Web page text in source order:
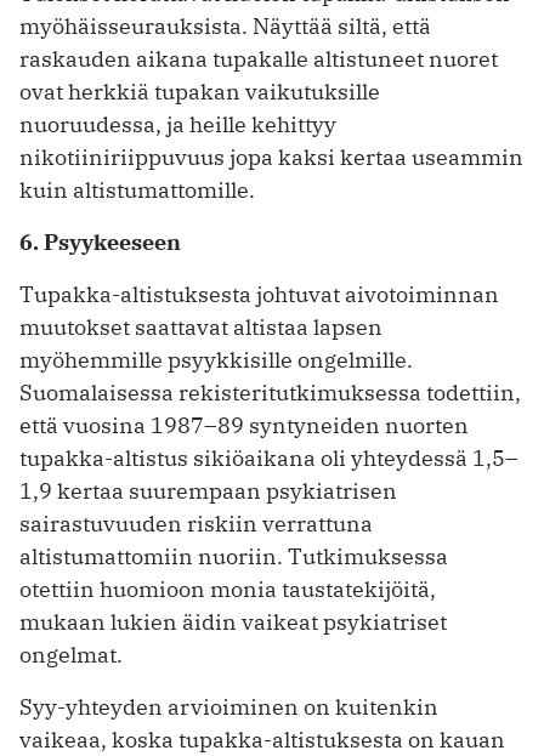
myöhäisseurauksista. Näyttää siltä, että
raskauden aikana tupakalle altistuneet nuoret
ovat herkkiä tupakan vaikutuksille
nuoruudessa, ja heille kehittyy
nikotiiniriippuvuus jopa kaksi kertaa useammin
kuin altistumattomille.
6. Psyykeeseen
Tupakka-altistuksesta johtuvat aivotoiminnan
muutokset saattavat altistaa lapsen
myöhemmille psyykkisille ongelmille.
Suomalaisessa rekisteritutkimuksessa todettiin,
että vuosina 1987–89 syntyneiden nuorten
tupakka-altistus sikiöaikana oli yhteydessä 1,5–
1,9 kertaa suurempaan psykiatrisen
sairastuvuuden riskiin verrattuna
altistumattomiin nuoriin. Tutkimuksessa
otettiin huomioon monia taustatekijöitä,
mukaan lukien äidin vaikeat psykiatriset
ongelmat.
Syy-yhteyden arvioiminen on kuitenkin
vaikeaa, koska tupakka-altistuksesta on kauan